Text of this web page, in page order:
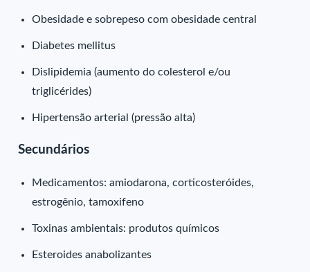
Obesidade e sobrepeso com obesidade central
Diabetes mellitus
Dislipidemia (aumento do colesterol e/ou
triglicérides)
Hipertensão arterial (pressão alta)
Secundários
Medicamentos: amiodarona, corticosteróides,
estrogênio, tamoxifeno
Toxinas ambientais: produtos químicos
Esteroides anabolizantes